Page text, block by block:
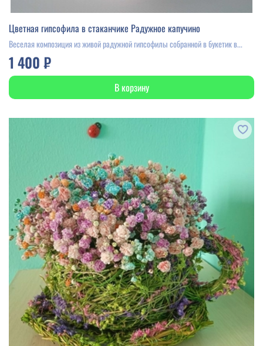
Цветная гипсофила в стаканчике Радужное капучино
Веселая композиция из живой радужной гипсофилы собранной в букетик в...
1 400 ₽
В корзину